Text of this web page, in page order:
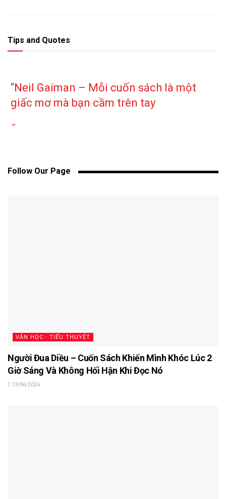
Tips and Quotes
“Neil Gaiman – Mỗi cuốn sách là một
giấc mơ mà bạn cầm trên tay
""
Follow Our Page
VĂN HỌC - TIỂU THUYẾT
Người Đua Diều – Cuốn Sách Khiến Mình Khóc Lúc 2
Giờ Sáng Và Không Hối Hận Khi Đọc Nó
13/06/2026